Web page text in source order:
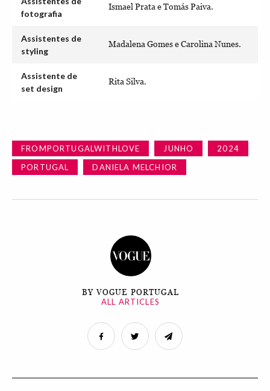
fotografia
Ismael Prata e Tomás Paiva.
Assistentes de
styling
Madalena Gomes e Carolina Nunes.
Assistente de
set design
Rita Silva.
FROMPORTUGALWITHLOVE JUNHO
2024
PORTUGAL
DANIELA MELCHIOR
BY VOGUE PORTUGAL
ALL ARTICLES